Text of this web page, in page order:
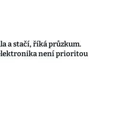
a stačí, říká průzkum.
není prioritou